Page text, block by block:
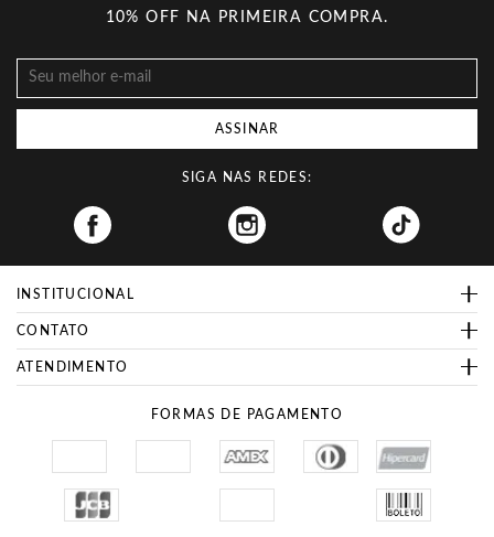
10% OFF NA PRIMEIRA COMPRA.
ASSINAR
SIGA NAS REDES:
Facebook
INSTITUCIONAL
CONTATO
ATENDIMENTO
FORMAS DE PAGAMENTO